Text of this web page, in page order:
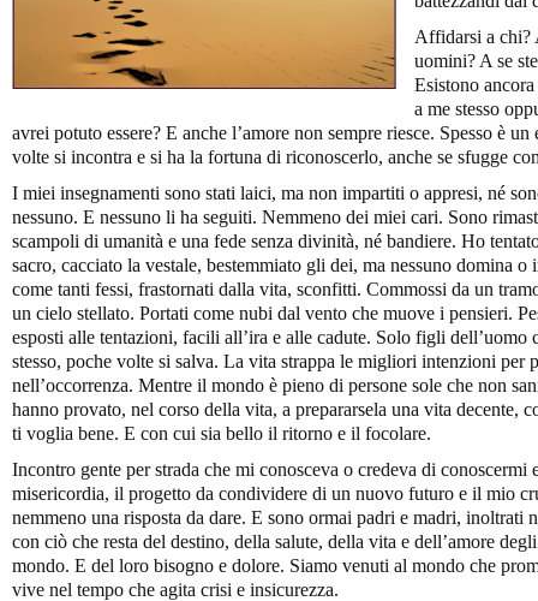
Affidarsi a chi?
uomini? A se
Esistono
a me stesso
avrei potuto essere? E anche l’amore non sempre riesce. Spesso è
volte si incontra e si ha la fortuna di riconoscerlo, anche se sfugge
I miei insegnamenti sono stati laici, ma non impartiti o appresi, né
nessuno. E nessuno li ha seguiti. Nemmeno dei miei cari. Sono
scampoli di umanità e una fede senza divinità, né bandiere. Ho
sacro, cacciato la vestale, bestemmiato gli dei, ma nessuno domina
come tanti fessi, frastornati dalla vita, sconfitti. Commossi da un
un cielo stellato. Portati come nubi dal vento che muove i pensieri.
esposti alle tentazioni, facili all’ira e alle cadute. Solo figli dell’uomo
stesso, poche volte si salva. La vita strappa le migliori intenzioni per
nell’occorrenza. Mentre il mondo è pieno di persone sole che non
hanno provato, nel corso della vita, a prepararsela una vita decente,
ti voglia bene. E con cui sia bello il ritorno e il focolare.
Incontro gente per strada che mi conosceva o credeva di conoscermi
misericordia, il progetto da condividere di un nuovo futuro e il mio
nemmeno una risposta da dare. E sono ormai padri e madri, inoltrati
con ciò che resta del destino, della salute, della vita e dell’amore
mondo. E del loro bisogno e dolore. Siamo venuti al mondo che
vive nel tempo che agita crisi e insicurezza.